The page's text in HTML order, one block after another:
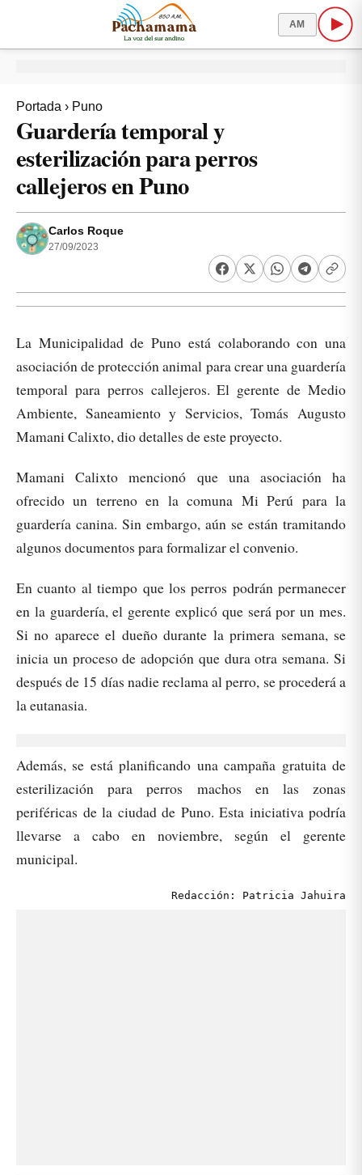
AM
Portada › Puno
Guardería temporal y
esterilización para perros
callejeros en Puno
Carlos Roque
27/09/2023
La Municipalidad de Puno está colaborando con una
asociación de protección animal para crear una guardería
temporal para perros callejeros. El gerente de Medio
Ambiente, Saneamiento y Servicios, Tomás Augusto
Mamani Calixto, dio detalles de este proyecto.
Mamani Calixto mencionó que una asociación ha
ofrecido un terreno en la comuna Mi Perú para la
guardería canina. Sin embargo, aún se están tramitando
algunos documentos para formalizar el convenio.
En cuanto al tiempo que los perros podrán permanecer
en la guardería, el gerente explicó que será por un mes.
Si no aparece el dueño durante la primera semana, se
inicia un proceso de adopción que dura otra semana. Si
después de 15 días nadie reclama al perro, se procederá a
la eutanasia.
Además, se está planificando una campaña gratuita de
esterilización para perros machos en las zonas
periféricas de la ciudad de Puno. Esta iniciativa podría
llevarse a cabo en noviembre, según el gerente
municipal.
Redacción: Patricia Jahuira